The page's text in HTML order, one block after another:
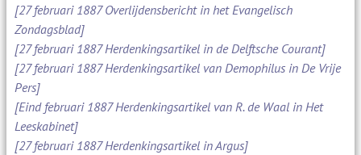
[27 februari 1887 Overlijdensbericht in het Evangelisch
Zondagsblad]
[27 februari 1887 Herdenkingsartikel in de Delftsche Courant]
[27 februari 1887 Herdenkingsartikel van Demophilus in De Vrije
Pers]
[Eind februari 1887 Herdenkingsartikel van R. de Waal in Het
Leeskabinet]
[27 februari 1887 Herdenkingsartikel in Argus]